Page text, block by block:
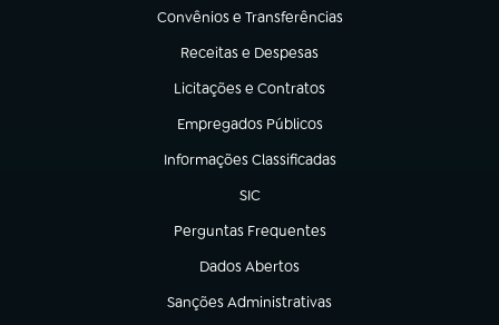
Convênios e Transferências
(abre em nova aba)
Receitas e Despesas
(abre em nova aba)
Licitações e Contratos
(abre em nova aba)
Empregados Públicos
(abre em nova aba)
Informações Classificadas
(abre em nova aba)
SIC
(abre em nova aba)
Perguntas Frequentes
(abre em nova aba)
Dados Abertos
(abre em nova aba)
Sanções Administrativas
(abre em nova aba)